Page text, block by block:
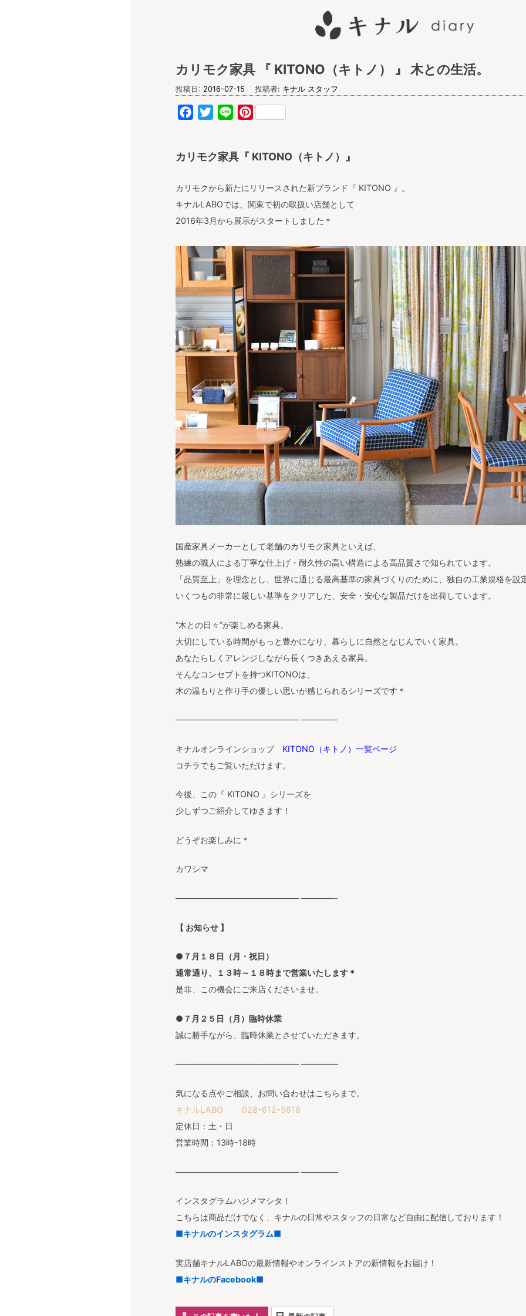
キナル diary
カリモク家具 『 KITONO（キトノ） 』 木との生活。
投稿日: 2016-07-15 投稿者: キナル スタッフ
FacebookTwitterLine Pinterest
カリモク家具『 KITONO（キトノ）』
カリモクから新たにリリースされた新ブランド『 KITONO 』。
キナルLABOでは、関東で初の取扱い店舗として
2016年3月から展示がスタートしました＊
国産家具メーカーとして老舗のカリモク家具といえば、
熟練の職人による丁寧な仕上げ・耐久性の高い構造による高品質さで知られています。
「品質至上」を理念とし、世界に通じる最高基準の家具づくりのために、独自の工業規格を設
いくつもの非常に厳しい基準をクリアした、安全・安心な製品だけを出荷しています。
“木との日々”が楽しめる家具。
大切にしている時間がもっと豊かになり、暮らしに自然となじんでいく家具。
あなたらしくアレンジしながら長くつきあえる家具。
そんなコンセプトを持つKITONOは、
木の温もりと作り手の優しい思いが感じられるシリーズです＊
——————————————— ————-
キナルオンラインショップKITONO（キトノ）一覧ページ
コチラでもご覧いただけます。
今後、この『 KITONO 』シリーズを
少しずつご紹介してゆきます！
どうぞお楽しみに＊
カワシマ
——————————————— ————-
【 お知らせ 】
● ７月１８日（月・祝日）
通常通り、１３時～１８時まで営業いたします＊
是非、この機会にご来店くださいませ。
● ７月２５日（月）臨時休業
誠に勝手ながら、臨時休業とさせていただきます。
——————————————— ————–
気になる点やご相談、お問い合わせはこちらまで。
キナルLABO 028-612-5618
定休日：土・日
営業時間：13時-18時
——————————————— ————–
インスタグラムハジメマシタ！
こちらは商品だけでなく、キナルの日常やスタッフの日常など自由に配信しております！
■キナルのインスタグラム■
実店舗キナルLABOの最新情報やオンラインストアの新情報をお届け！
■キナルのFacebook■